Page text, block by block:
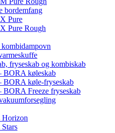
bordemfang
Pure
Pure Rough
fryseskab og kombiskab
BORA køleskab
BORA køle-fryseskab
Freeze fryseskab